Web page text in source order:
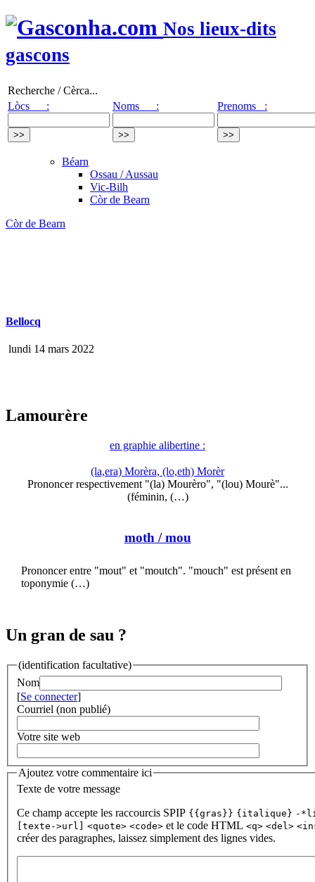
Nos lieux-dits
gascons
Recherche / Cèrca...
Lòcs :
Noms : Prenoms :
Béarn
Ossau / Aussau
Vic-Bilh
Còr de Bearn
Còr de Bearn
Bellocq
lundi 14 mars 2022
Lamourère
en graphie alibertine :
(la,era) Morèra, (lo,eth) Morèr
Prononcer respectivement "(la) Mourèro", "(lou) Mourè"...
(féminin, (…)
moth / mou
Prononcer entre "mout" et "moutch". "mouch" est présent en
toponymie (…)
Un gran de sau ?
(identification facultative)
Nom
[Se connecter]
Courriel (non publié)
Votre site web
Ajoutez votre commentaire ici
Texte de votre message
Ce champ accepte les raccourcis SPIP {{gras}} {italique} -
[texte->url]
<quote> <code> et le code HTML <q> <del>
créer des paragraphes, laissez simplement des lignes vides.